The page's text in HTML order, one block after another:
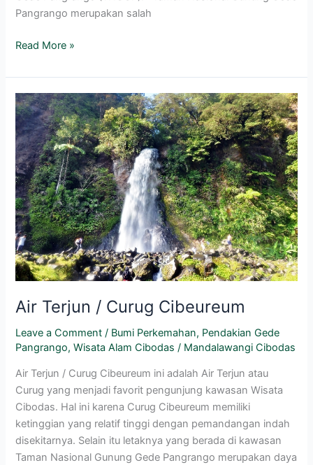
Pangrango merupakan salah
Read More »
Air Terjun / Curug Cibeureum
Leave a Comment / Bumi Perkemahan, Pendakian Gede
Pangrango,Wisata Alam Cibodas / Mandalawangi Cibodas
Air Terjun / Curug Cibeureum ini adalah Air Terjun atau
Curug yang menjadi favorit pengunjung kawasan Wisata
Cibodas. Hal ini karena Curug Cibeureum memiliki
ketinggian yang relatif tinggi dengan pemandangan indah
disekitarnya. Selain itu letaknya yang berada di kawasan
Taman Nasional Gunung Gede Pangrango merupakan daya
Air
Terjun
/
Curug
Cibeureum